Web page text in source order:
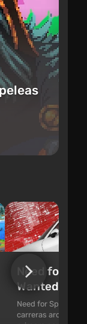
Need for
Wanted
Need for Speed:
carreras arcade